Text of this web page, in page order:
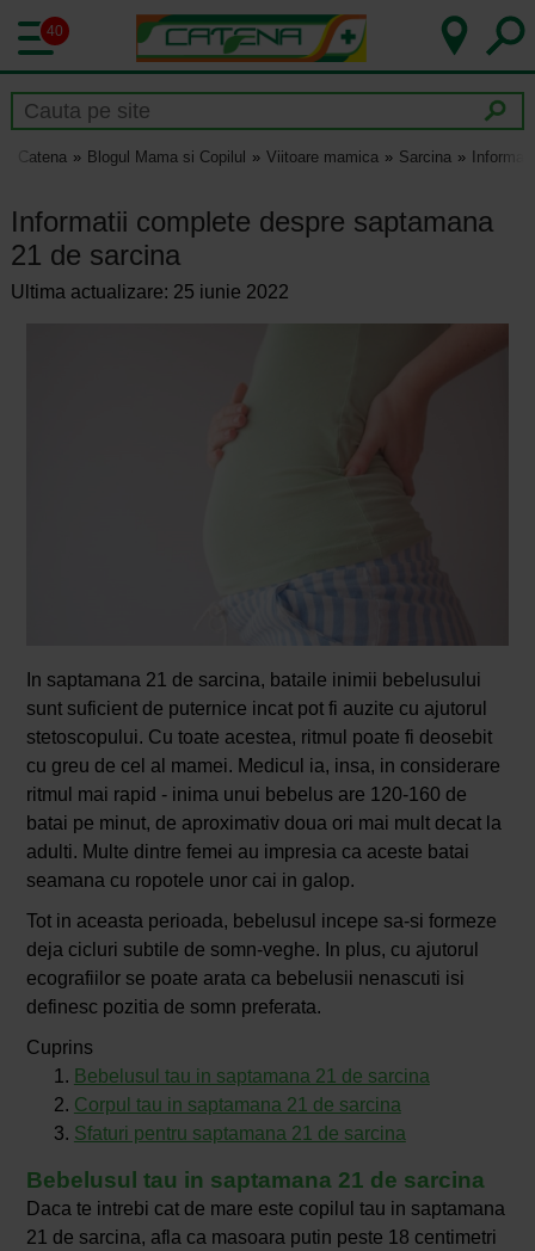
40
Catena Blogul Mama si Copilul Viitoare mamica Sarcina
Informatii complete despre saptamana
21 de sarcina
Ultima actualizare: 25 iunie 2022
In saptamana 21 de sarcina, bataile inimii bebelusului
sunt suficient de puternice incat pot fi auzite cu ajutorul
stetoscopului. Cu toate acestea, ritmul poate fi deosebit
cu greu de cel al mamei. Medicul ia, insa, in considerare
ritmul mai rapid - inima unui bebelus are 120-160 de
batai pe minut, de aproximativ doua ori mai mult decat la
adulti. Multe dintre femei au impresia ca aceste batai
seamana cu ropotele unor cai in galop.
Tot in aceasta perioada, bebelusul incepe sa-si formeze
deja cicluri subtile de somn-veghe. In plus, cu ajutorul
ecografiilor se poate arata ca bebelusii nenascuti isi
definesc pozitia de somn preferata.
Cuprins
Bebelusul tau in saptamana 21 de sarcina
Corpul tau in saptamana 21 de sarcina
Sfaturi pentru saptamana 21 de sarcina
Bebelusul tau in saptamana 21 de sarcina
Daca te intrebi cat de mare este copilul tau in saptamana
21 de sarcina, afla ca masoara putin peste 18 centimetri